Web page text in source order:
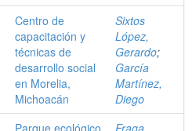
Centro de
capacitación y
técnicas de
desarrollo social
en Morelia,
Michoacán
Sixtos
López,
Gerardo;
García
Martínez,
Diego
Parque ecológico Fraga